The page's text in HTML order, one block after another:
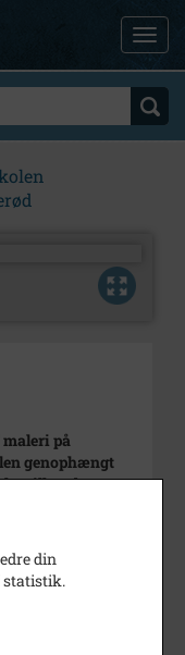
på
genophængt
Hillerød.
Hansen
din
statistik.